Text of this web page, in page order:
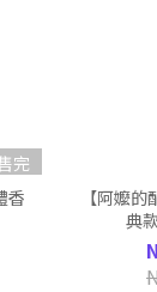
完
香
【阿嬤
典